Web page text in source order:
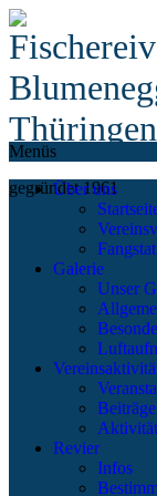
gegründet 1961
Menüs
Über uns
Galerie
Unser
Revier
Infos